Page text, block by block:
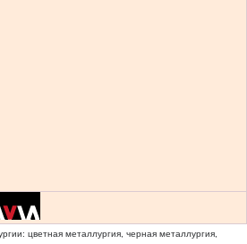
цветная металлургия, черная металлургия,